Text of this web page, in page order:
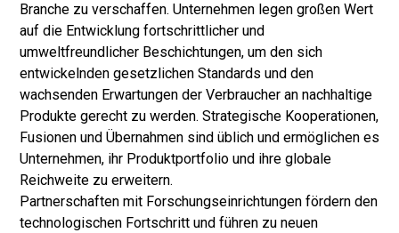
Branche zu verschaffen. Unternehmen legen großen Wert
auf die Entwicklung fortschrittlicher und
umweltfreundlicher Beschichtungen, um den sich
entwickelnden gesetzlichen Standards und den
wachsenden Erwartungen der Verbraucher an nachhaltige
Produkte gerecht zu werden. Strategische Kooperationen,
Fusionen und Übernahmen sind üblich und ermöglichen es
Unternehmen, ihr Produktportfolio und ihre globale
Reichweite zu erweitern.
Partnerschaften mit Forschungseinrichtungen fördern den
technologischen Fortschritt und führen zu neuen